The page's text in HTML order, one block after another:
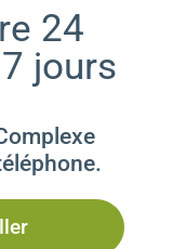
24
jours